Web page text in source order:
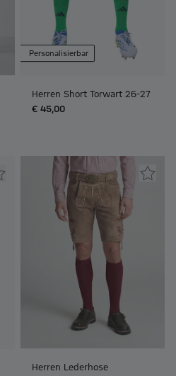
Personalisierbar
Herren Short Torwart 26-27
€ 45,00
Herren Lederhose